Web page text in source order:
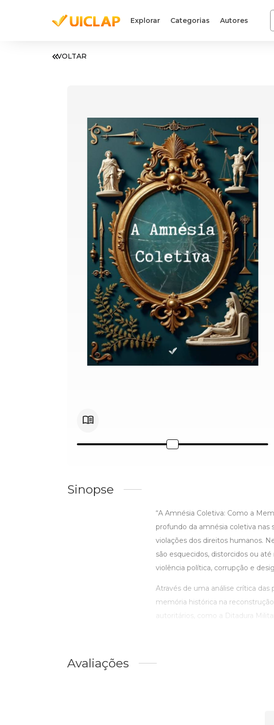
Explorar Categorias Autores
VOLTAR
Sinopse
“A Amnésia Coletiva: Como a
profundo da amnésia coletiva
violações dos direitos humanos.
são esquecidos, distorcidos ou
violência política, corrupção e
Através de uma análise crítica das
memória histórica na
autoritários, como a Ditadura Militar
Avaliações